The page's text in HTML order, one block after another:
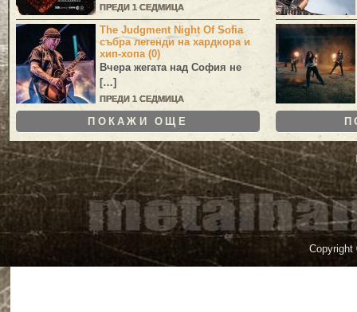
ПРЕДИ 1 СЕДМИЦА
The Judgment Night Of Sofia
събра легенди на хардкора и
хип-хопа (0)
Вчера жегата над София не
[…]
ПРЕДИ 1 СЕДМИЦА
ПОКАЖИ ОЩЕ